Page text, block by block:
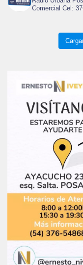
Comercial Cel: